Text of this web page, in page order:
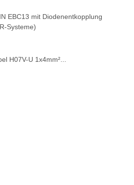
EBC13 mit Diodenentkopplung
Systeme)